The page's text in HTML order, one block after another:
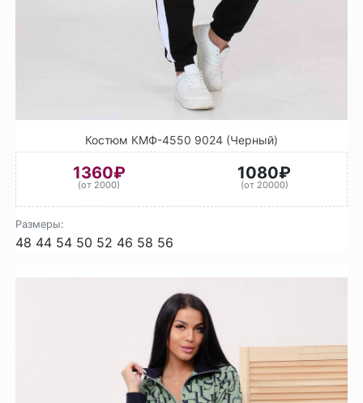
Костюм КМФ-4550 9024 (Черный)
1360₽
(от 2000)
1080₽
(от 20000)
Размеры:
48 44 54 50 52 46 58 56